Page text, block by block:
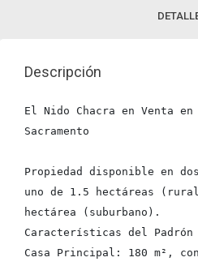
Descripción
El Nido Chacra en Venta
Sacramento
Propiedad disponible en
uno de 1.5 hectáreas
hectárea (suburbano).
Características del
Casa Principal: 180 m²,